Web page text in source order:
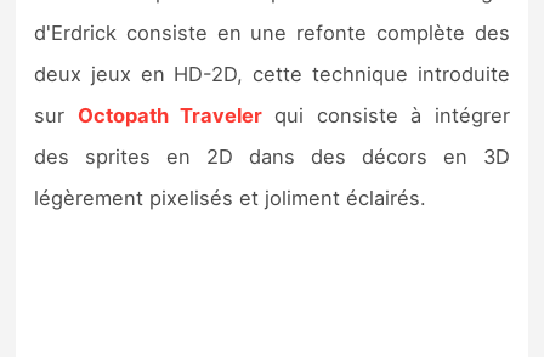
Bons plans
Guides
d'Erdrick consiste en une refonte complète des
deux jeux en HD-2D, cette technique introduite
sur Octopath Traveler qui consiste à intégrer
des sprites en 2D dans des décors en 3D
légèrement pixelisés et joliment éclairés.